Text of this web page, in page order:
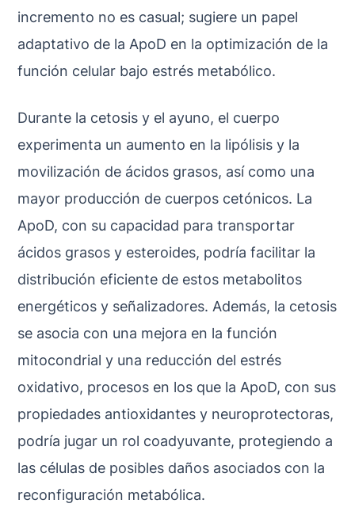
incremento no es casual; sugiere un papel
adaptativo de la ApoD en la optimización de la
función celular bajo estrés metabólico.
Durante la cetosis y el ayuno, el cuerpo
experimenta un aumento en la lipólisis y la
movilización de ácidos grasos, así como una
mayor producción de cuerpos cetónicos. La
ApoD, con su capacidad para transportar
ácidos grasos y esteroides, podría facilitar la
distribución eficiente de estos metabolitos
energéticos y señalizadores. Además, la cetosis
se asocia con una mejora en la función
mitocondrial y una reducción del estrés
oxidativo, procesos en los que la ApoD, con sus
propiedades antioxidantes y neuroprotectoras,
podría jugar un rol coadyuvante, protegiendo a
las células de posibles daños asociados con la
reconfiguración metabólica.